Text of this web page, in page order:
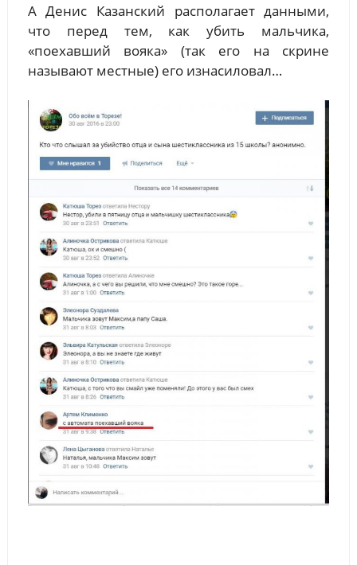
А Денис Казанский располагает данными,
что перед тем, как убить мальчика,
«поехавший вояка» (так его на скрине
называют местные) его изнасиловал…